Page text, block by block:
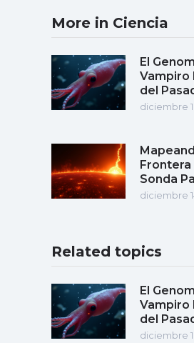
More in Ciencia
El
Vampiro
del
diciembre
Frontera
Sonda
diciembre
Related topics
El
Vampiro
del
diciembre